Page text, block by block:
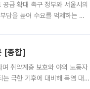
급 확대 촉구 정부와 서울시의
담을 높여 수요를 억제하는 카
[종합]
취약계층 보호와 야외 노동자
극한 기후에 대비해 폭염 대응